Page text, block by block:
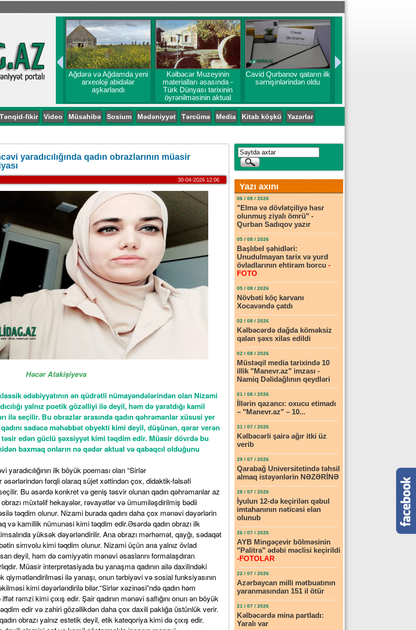
Ağdərə və Ağdamda yeni
arxeoloji abidələr
aşkarlandı
Kəlbəcər Muzeyinin
materialları əsasında -
Türk Dünyası tarixinin
öyrənilməsinin aktual
problemləri
Cavid Qurbanov qatarın ilk
sərnişinlərindən oldu
Tənqid-fikir Video Müsahibə Sosium Mədəniyyət Tərcümə Media Kitab köşkü Yazarlar
yaradıcılığında qadın obrazlarının müasir
30-04-2026 12:06
HəcərAtakişiyeva
ədəbiyyatının ən qüdrətli nümayəndələrindən olan Nizami
yalnız poetik gözəlliyi ilə deyil, həm də yaratdığı kamil
ilə seçilir. Bu obrazlar arasında qadın qəhrəmanlar xüsusi yer
sadəcə məhəbbət obyekti kimi deyil, düşünən, qərar verən
edən güclü şəxsiyyət kimi təqdim edir. Müasir dövrdə bu
baxmaq onların nə qədər aktual və qabaqcıl olduğunu
çox, ümumbəşəri dəyərlərin ifadəsinə çevrilir.Nizami Gəncəvi “Sirlər xəzinəsi” əsərində qadın obrazları klassik ədəbiyyatda rast gəlinən ənənəvi çərçivəni aşaraq daha geniş mənəvi və fəlsəfi məna kəsb edir. Bu obrazlar vasitəsilə şair insanın daxili aləmini, onun əxlaqi keyfiyyətlərini və kamilləşmə yolunu təsvir edir. Qadın burada həm ana, həm müdrik nəsihətçi, həm də mənəvi saflığın simvolu kimi çıxış edir.Müasir interpretasiya göstərir ki, bu obrazlar bu gün də aktuallığını itirmir. Qadının tərbiyəedici rolu, onun mənəvi dəyərlərin qoruyucusu kimi təqdim olunması və cəmiyyətin inkişafında oynadığı rol bu gün də mühüm əhəmiyyət kəsb edir. Eyni zamanda, qadın obrazının bəzi hallarda simvolik şəkildə mənfi xüsusiyyətlərin daşıyıcısı kimi təqdim olunması insan təbiətinin mürəkkəbliyini açmaq baxımından maraqlı bədii üsul kimi qiymətləndirilə bilər.Nizami Gəncəvi bu əsərində qadını yalnız bir obraz kimi deyil, bütöv bir mənəvi sistemin tərkib hissəsi kimi təqdim edir. Bu isə onun yaradıcılığının dərinliyini və çoxqatlı məzmununu bir daha təsdiqləyir. “Sirlər xəzinəsi”ndəki qadın obrazları oxucunu düşündürən, ona mənəvi istiqamət verən və insanın özünü dərk etməsinə kömək edən mühüm bədii vasitə kimi bu gün də öz dəyərini qoruyub saxlayır. Şairin “Xosrov və Şirin” əsərində yaratdığı Şirin obrazı Nizami qadınlarının ən parlaq nümunələrindəndir. Şirin yalnız gözəl qadın deyil; o, müstəqil iradəyə malik, öz seçimlərini edən və sevgi uğrunda mübarizə aparan bir şəxsiyyətdir. Müasir interpretasiyada Şirin obrazı qadın azadlığının və öz taleyinə sahib çıxmağın simvolu kimi qiymətləndirilə bilər. O, sevgi münasibətlərində passiv deyil, əksinə, aktiv mövqe tutur və bu xüsusiyyəti ilə bugünkü qadın modelinə uyğun gəlir.Nizaminin “İsgəndərnamə” əsərində təqdim etdiyi Nüşabə obrazı isə qadın müdrikliyinin və siyasi uzaqgörənliyin təcəssümüdür. Nüşabə yalnız bir hökmdar kimi deyil, həm də diplomatik bacarığı, ağlı və tədbirliliyi ilə seçilən bir qadındır. O, İsgəndər kimi qüdrətli bir hökmdarla qarşılaşmada öz ləyaqətini və zəkasını qoruyur. Müasir baxış bu obrazı qadın liderliyinin, idarəçilik qabiliyyətinin və intellektual gücünün simvolu kimi dəyərləndirməyə imkan verir. Bu isə göstərir ki, Nizami qadını yalnız ailə çərçivəsində deyil, ictimai-siyasi müstəvidə də aktiv bir qüvvə kimi görürdü.“Leyli və Məcnun” əsərində isə diqqət yalnız Leyli obrazı ilə məhdudlaşmır. Burada Leylinin anası da mühüm psixoloji və sosial funksiyanı yerinə yetirir. O, ənənəvi cəmiyyətin qaydalarını təmsil edən bir obraz kimi çıxış edir. Leylinin anası qızının taleyinə təsir edən qərarlarda iştirak edir və onu cəmiyyətin qəbul etdiyi normalara uyğun yönləndirməyə çalışır. Müasir interpretasiyada bu obrazı bir tərəfdən qoruyucu ana, digər tərəfdən isə sosial stereotiplərin daşıyıcısı kimi qiymətləndirmək mümkündür. Bu isə ana obrazının daxili ziddiyyətlərini üzə çıxarır: o, həm övladını qorumaq istəyir, həm də cəmiyyətin sərt qanunlarına tabe olur.Nizami yaradıcılığında qadın obrazlarının bu cür çoxşaxəli təqdimatı onların müasir dövrdə də аktual qalmasını təmin edir. Şirin azadlıq və sevgi uğrunda mübarizəni, Nüşabə müdriklik və liderliyi, Leylinin anası isə cəmiyyət və fərd arasında olan ziddiyyətləri təcəssüm etdirir. Bu obrazların hər biri bu gün də müxtəlif sosial və psixoloji kontekstlərdə yenidən dəyərləndirilə bilər.Nizami Gəncəvi yaradıcılığının ən parlaq nümunələrindən biri olan “Yeddi gözəl” əsəri yalnız süjet zənginliyi ilə deyil, həm də təqdim etdiyi simvolik və dərin məzmunlu obrazlar sistemi ilə diqqət çəkir. Bu əsərdə qadın obrazları xüsusi yer tutur və onlar yalnız estetik gözəlliyin təcəssümü deyil, həm də müxtəlif mədəniyyətlərin, mənəvi dəyərlərin və fəlsəfi ideyaların daşıyıcısı kimi təqdim edilir.Əsərin mərkəzində duran yeddi gözəl – müxtəlif ölkələri təmsil edən şahzadələr – zahiri gözəllikdən daha çox daxili aləmləri, dünyagörüşləri və söylədikləri hekayələrlə seçilirlər. Hər bir gözəl fərqli rəngli günbəzdə yerləşdirilir və bu rənglər onların xarakterini, mənəvi dünyasını və təqdim etdikləri ideyanı simvolizə edir. Bu baxımdan Nizami qadını yalnız fərdi obraz kimi deyil, ümumbəşəri dəyərlərin daşıyıcısı kimi təqdim edir.Hind gözəli ehtirası, həyat enerjisini və insanın daxili istəklərini simvolizə edir. Onun danışdığı hekayə daha çox hiss və duyğuların ön planda olduğu bir dünyanı əks etdirir. Bu obraz müasir interpretasiyada insanın instinktiv tərəflərinin və emosional azadlığının ifadəsi kimi qəbul edilə bilər.Rum (Bizans) gözəli isə daha çox ağıl, nizam-intizam və məntiqi düşüncə ilə əlaqələndirilir. Onun hekayəsində həyatın daha ölçülü-biçili tərəfləri, insanın özünü idarə etmə bacarığı ön plana çıxır. Bu obraz qadının intellektual gücünü və rasional düşüncə qabiliyyətini təcəssüm etdirir.Slavyan gözəli sadəlik, təmizlik və səmimiyyətin simvoludur. Onun təqdim etdiyi dünya daha saf və təbii münasibətlər üzərində qurulub. Müasir baxışla bu obraz insanın daxili saflığını və mənəvi təmizliyini qorumağın vacibliyini vurğulayır.Məğrib (Qərb) gözəli isə həyatın cazibədarlığını, gözəllik və zahiri parlaqlığın insan üzərində təsirini əks etdirir. Bu obraz vasitəsilə Nizami zahiri gözəlliklə daxili dəyərlər arasındakı tarazlıq məsələsini gündəmə gətirir.Çin gözəli incəlik, sənətkarlıq və estetik zövqün daşıyıcısıdır. Onun obrazında harmoniya, gözəlliyin dərin mənası və ruhun incəliyi əks olunur. Bu, qadının yaradıcı və estetik tərəfinin ön plana çəkilməsidir.Xarəzm və İran gözəlləri isə sədaqət, müdriklik və mənəvi kamillik kimi xüsusiyyətləri təcəssüm etdirirlər. Onların hekayələrində həyat təcrübəsi, səbir və düzgün seçim etmə kimi dəyərlər ön plana çıxır.“Yeddi gözəl” əsərində diqqət çəkən əsas məqamlardan biri də odur ki, qadınlar burada yalnız gözəllik simvolu deyil, həm də müəllim rolunda çıxış edirlər. Onlar hökmdar Bəhram Gura hekayələr vasitəsilə həyatın mənasını, insanın kamilləşmə yolunu və düzgün davranış prinsiplərini öyrədirlər. Bu isə qadının maarifləndirici və yönləndirici rolunu ön plana çıxarır.Müasir interpretasiyada bu qadın obrazları müxtəlif psixoloji tiplər, fərqli mədəni kimliklər və insan xarakterinin çoxşaxəli tərəfləri kimi dəyərləndirilə bilər. Nizami bu əsərdə qadını təkcə fərdi varlıq kimi deyil, həm də insanın özünü tanıma yolunda qarşılaşdığı mənəvi mərhələlərin simvolu kimi təqdim edir.Nizami Gəncəvi “Yeddi gözəl” əsərində qadın obrazları bədii təxəyyülün məhsulu olmaqla yanaşı, dərin fəlsəfi məna daşıyır. Bu obrazlar vasitəsilə şair insanın daxili dünyasını, onun zəif və güclü tərəflərini, mənəvi axtarışlarını və kamilləşmə yolunu təsvir edir. Hər bir gözəl fərqli bir həqiqətin, fərqli bir həyat dərsinin daşıyıcısıdır.“Yeddi gözəl” əsərindəki qadınlar yalnız ədəbi qəhrəman deyil, həm də düşüncə və ideya simvollarıdır. Onların müasir interpretasiyası göstərir ki, Nizami yaradıcılığı bu gün də aktualdır və insanın özünü dərk etməsi prosesində mühüm rol oynayır. Qadın obrazlarının bu cür çoxşaxəli təqdimatı isə Nizaminin sənətkarlıq qüdrətini və onun insan psixologiyasını dərindən anlama bacarığını bir daha təsdiqləyir.Nizami Gəncəvi qadın obrazlarını yalnız dövrünün deyil, bütün zamanların qəhrəmanları kimi yaratmışdır. Onların müasir interpretasiyası isə göstərir ki, klassik ədəbiyyat yalnız keçmişin mirası deyil, həm də bu günün düşüncə və dəyərlər sisteminin formalaşmasında mühüm rol oynayan canlı bir mənbədir. Nizami Gəncəvi yaradıcılığında qadın obrazları yalnız estetik gözəlliyin və romantik duyğuların ifadəsi deyil, eyni zamanda dərin ictimai, fəlsəfi və psixoloji məzmun daşıyıcısıdır.
Yazı axını
06 / 08 / 2026
"Elmə və dövlətçiliyə həsr
olunmuş ziyalı ömrü" -
Qurban Sadıqov yazır
05 / 08 / 2026
Başlıbel şəhidləri:
Unudulmayan tarix və yurd
övladlarının ehtiram borcu -
FOTO
05 / 08 / 2026
Növbəti köç karvanı
Xocavəndə çatdı
02 / 08 / 2026
Kəlbəcərdə dağda köməksiz
qalan şəxs xilas edildi
02 / 08 / 2026
Müstəqil media tarixində 10
illik "Manevr.az" imzası -
Namiq Dəlidağlının qeydləri
01 / 08 / 2026
İllərin qazancı: oxucu etimadı
– "Manevr.az" – 10...
31 / 07 / 2026
Kəlbəcərli şairə ağır itki üz
verib
29 / 07 / 2026
Qarabağ Universitetində təhsil
almaq istəyənlərin NƏZƏRİNƏ
28 / 07 / 2026
İyulun 12-də keçirilən qəbul
imtahanının nəticəsi elan
olunub
26 / 07 / 2026
AYB Mingəçevir bölməsinin
"Palitra" ədəbi məclisi keçirildi
-FOTOLAR
22 / 07 / 2026
Azərbaycan milli mətbuatının
yaranmasından 151 il ötür
21 / 07 / 2026
Kəlbəcərdə mina partladı:
Yaralı var